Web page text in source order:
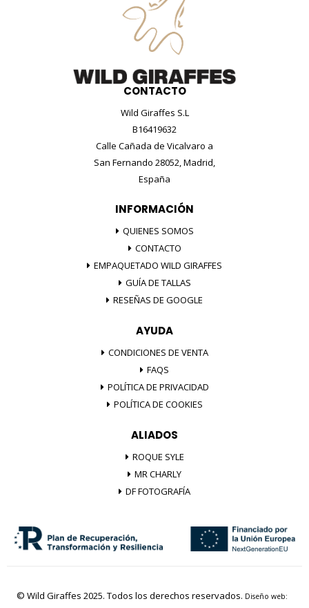
CONTACTO
Wild Giraffes S.L
B16419632
Calle Cañada de Vicalvaro a
San Fernando 28052, Madrid,
España
INFORMACIÓN
QUIENES SOMOS
CONTACTO
EMPAQUETADO WILD GIRAFFES
GUÍA DE TALLAS
RESEÑAS DE GOOGLE
AYUDA
CONDICIONES DE VENTA
FAQS
POLÍTICA DE PRIVACIDAD
POLÍTICA DE COOKIES
ALIADOS
ROQUE SYLE
MR CHARLY
DF FOTOGRAFÍA
© Wild Giraffes 2025. Todos los derechos reservados. Diseño web: